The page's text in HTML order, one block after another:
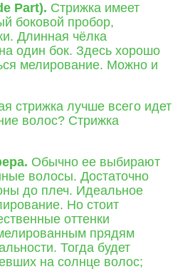
Part). Стрижка имеет
боковой пробор,
Длинная чёлка
один бок. Здесь хорошо
мелирование. Можно и
Обычно ее выбирают
волосы. Достаточно
до плеч. Идеальное
Но стоит
оттенки
прядям
Тогда будет
на солнце волос;